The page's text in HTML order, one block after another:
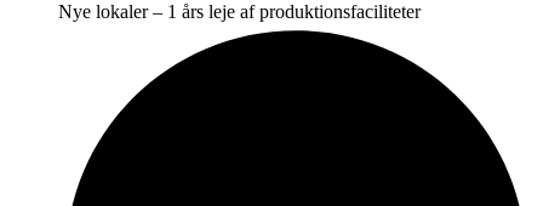
Nye lokaler – 1 års leje af produktionsfaciliteter